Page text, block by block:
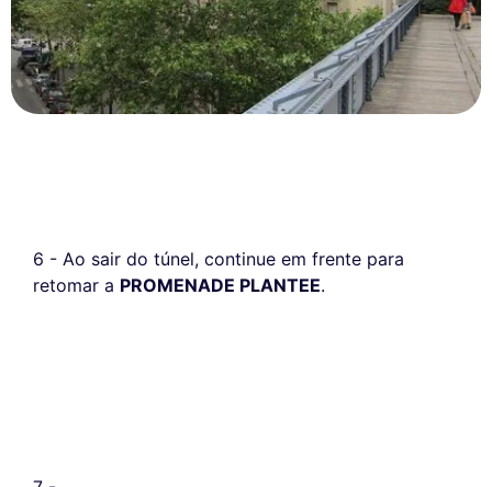
6 - Ao sair do túnel, continue em frente para
retomar a PROMENADE PLANTEE.